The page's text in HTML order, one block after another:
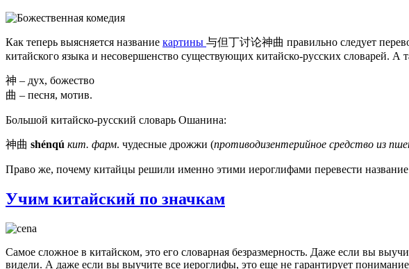
Как теперь выясняется название картины 与但丁讨论神曲 правильно следует
китайского языка и несовершенство существующих китайско-русских словарей.
神 – дух, божество
曲 – песня, мотив.
Большой китайско-русский словарь Ошанина:
神曲 shénqú кит. фарм. чудесные дрожжи (противодизентерийное средство из
Право же, почему китайцы решили именно этими иероглифами перевести
Учим китайский по значкам
Самое сложное в китайском, это его словарная безразмерность. Даже если вы
видели. А даже если вы выучите все иероглифы, это еще не гарантирует